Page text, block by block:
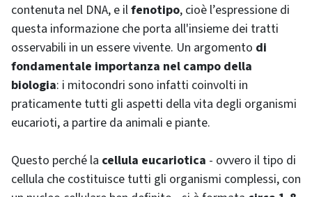
contenuta nel DNA, e ilfenotipo, cioè l’espressione di
questa informazione che porta all'insieme dei tratti
osservabili in un essere vivente. Un argomento di
fondamentale importanza nel campo della
biologia: i mitocondri sono infatti coinvolti in
praticamente tutti gli aspetti della vita degli organismi
eucarioti, a partire da animali e piante.
Questo perché la cellula eucariotica - ovvero il tipo di
cellula che costituisce tutti gli organismi complessi, con